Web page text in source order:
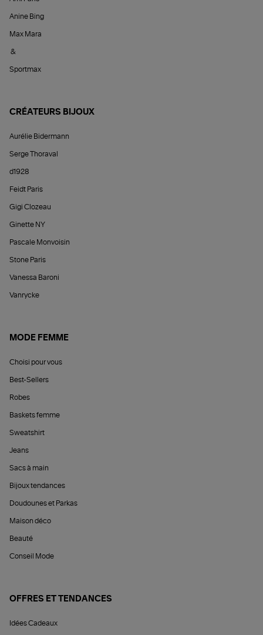
Anine Bing
Max Mara
&
Sportmax
CRÉATEURS BIJOUX
Aurélie Bidermann
Serge Thoraval
d1928
Feidt Paris
Gigi Clozeau
Ginette NY
Pascale Monvoisin
Stone Paris
Vanessa Baroni
Vanrycke
MODE FEMME
Choisi pour vous
Best-Sellers
Robes
Baskets femme
Sweatshirt
Jeans
Sacs à main
Bijoux tendances
Doudounes et Parkas
Maison déco
Beauté
Conseil Mode
OFFRES ET TENDANCES
Idées Cadeaux